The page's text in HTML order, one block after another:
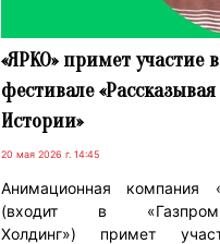
«ЯРКО» примет участие в
фестивале «Рассказывая
Истории»
20 мая 2026 г. 14:45
Анимационная компания
(входит в «Газпром-
Холдинг») примет